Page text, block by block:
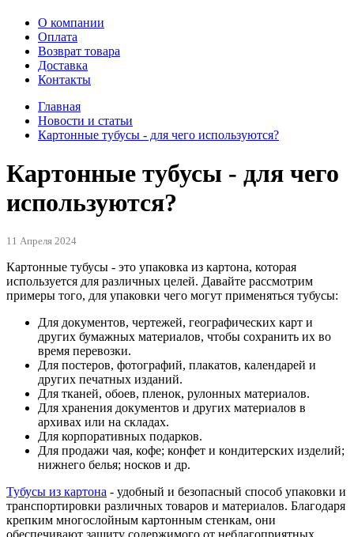
О компании
Оплата
Возврат товара
Доставка
Контакты
Главная
Новости и статьи
Картонные тубусы - для чего используются?
Картонные тубусы - для чего
используются?
11 Апреля 2024
Картонные тубусы - это упаковка из картона, которая
используется для различных целей. Давайте рассмотрим
примеры того, для упаковки чего могут применяться тубусы:
Для документов, чертежей, географических карт и
других бумажных материалов, чтобы сохранить их во
время перевозки.
Для постеров, фотографий, плакатов, календарей и
других печатных изданий.
Для тканей, обоев, пленок, рулонных материалов.
Для хранения документов и других материалов в
архивах или на складах.
Для корпоративных подарков.
Для продажи чая, кофе; конфет и кондитерских изделий;
нижнего белья; носков и др.
Тубусы из картона - удобный и безопасный способ упаковки и
транспортировки различных товаров и материалов. Благодаря
крепким многослойным картонным стенкам, они
обеспечивают защиту содержимого от неблагоприятных